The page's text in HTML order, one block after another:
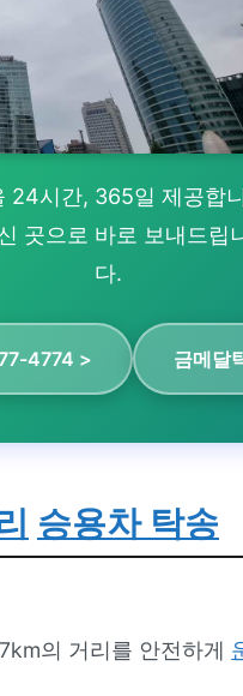
24시간, 365일 제공합
곳으로 바로 보내드립
다.
4774 > 금메달
승용차 탁송
의 거리를 안전하게